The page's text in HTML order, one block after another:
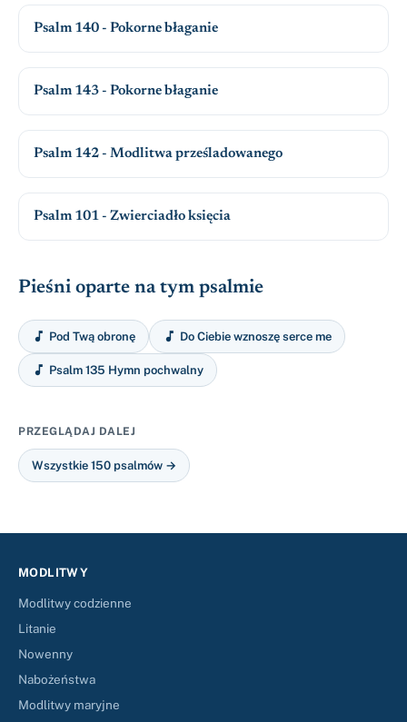
Psalm 140 - Pokorne błaganie
Psalm 143 - Pokorne błaganie
Psalm 142 - Modlitwa prześladowanego
Psalm 101 - Zwierciadło księcia
Pieśni oparte na tym psalmie
 Pod Twą obronę  Do Ciebie wznoszę serce me
 Psalm 135 Hymn pochwalny
PRZEGLĄDAJ DALEJ
Wszystkie 150 psalmów →
MODLITWY
Modlitwy codzienne
Litanie
Nowenny
Nabożeństwa
Modlitwy maryjne